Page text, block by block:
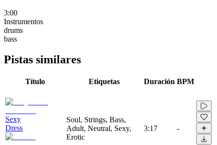
3:00
Instrumentos
drums
bass
Pistas similares
Título Etiquetas Duración BPM
Sexy
Dress
Soul, Strings, Bass,
Adult, Neutral, Sexy,
Erotic
3:17 -